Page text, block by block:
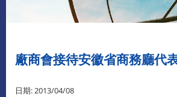
廠商會接待安徽省商務廳代
日期: 2013/04/08